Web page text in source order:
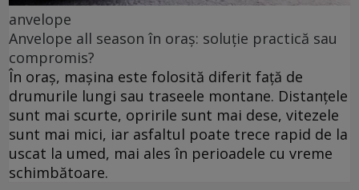
anvelope
Anvelope all season în oraș: soluție practică sau
compromis?
În oraș, mașina este folosită diferit față de
drumurile lungi sau traseele montane. Distanțele
sunt mai scurte, opririle sunt mai dese, vitezele
sunt mai mici, iar asfaltul poate trece rapid de la
uscat la umed, mai ales în perioadele cu vreme
schimbătoare.